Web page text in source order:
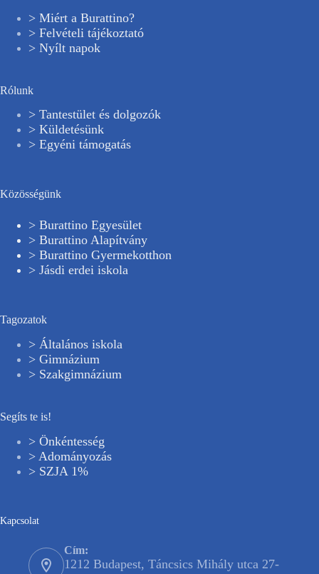
> Miért a Burattino?
> Felvételi tájékoztató
> Nyílt napok
Rólunk
> Tantestület és dolgozók
> Küldetésünk
> Egyéni támogatás
Közösségünk
> Burattino Egyesület
> Burattino Alapítvány
> Burattino Gyermekotthon
> Jásdi erdei iskola
Tagozatok
> Általános iskola
> Gimnázium
> Szakgimnázium
Segíts te is!
> Önkéntesség
> Adományozás
> SZJA 1%
Kapcsolat
Cím:
1212 Budapest, Táncsics Mihály utca 27-